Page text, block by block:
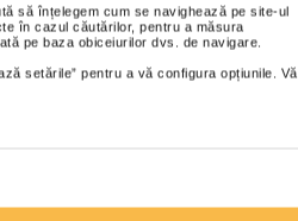
să înțelegem cum se navighează pe site-ul
în cazul căutărilor, pentru a măsura
pe baza obiceiurilor dvs. de navigare.
setările” pentru a vă configura opțiunile. Vă